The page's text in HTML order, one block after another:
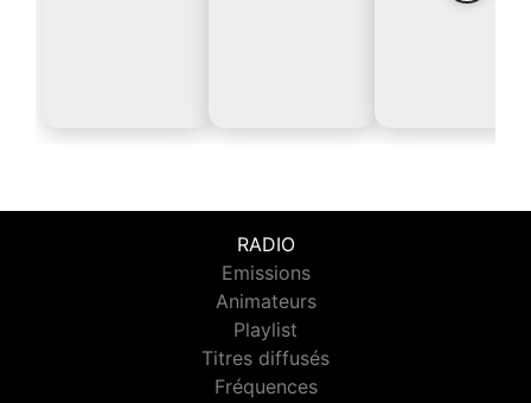
RADIO
Emissions
Animateurs
Playlist
Titres diffusés
Fréquences